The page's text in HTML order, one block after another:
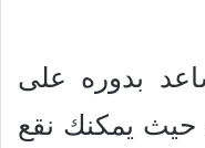
بدوره على
حيث يمكنك نقع